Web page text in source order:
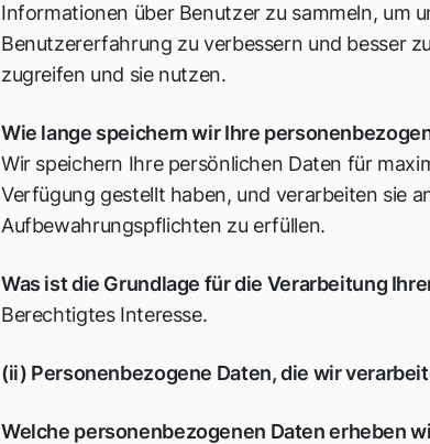
Informationen über Benutzer zu sammeln, um
Benutzererfahrung zu verbessern und besser
zugreifen und sie nutzen.
Wie lange speichern wir Ihre
Wir speichern Ihre persönlichen Daten für
Verfügung gestellt haben, und verarbeiten sie
Aufbewahrungspflichten zu erfüllen.
Was ist die Grundlage für die Verarbeitung
Berechtigtes Interesse.
(ii) Personenbezogene Daten, die wir
Welche personenbezogenen Daten erheben